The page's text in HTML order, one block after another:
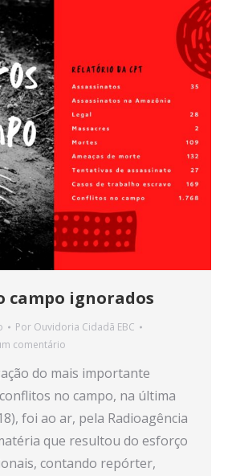
campo ignorados
Por Ouvidoria Cidadã EBC
comentário
do mais importante
no campo, na última
foi ao ar, pela Radioagência
que resultou do esforço
contando repórter,